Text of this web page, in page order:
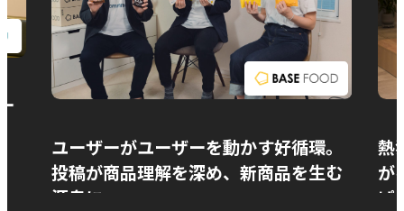
ユーザーがユーザーを動かす好循環。
投稿が商品理解を深め、新商品を生む
源泉に
熱
が
ぱ